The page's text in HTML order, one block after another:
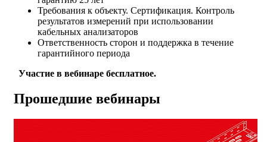
Требования к объекту. Сертификация. Контроль
результатов измерений при использовании
кабельных анализаторов
Ответственность сторон и поддержка в течение
гарантийного периода
Участие в вебинаре бесплатное.
Прошедшие вебинары